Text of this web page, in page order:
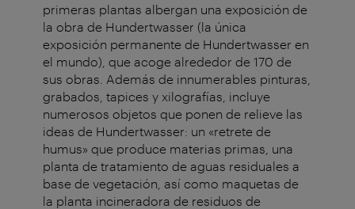
primeras plantas albergan una exposición de
la obra de Hundertwasser (la única
exposición permanente de Hundertwasser en
el mundo), que acoge alrededor de 170 de
sus obras. Además de innumerables pinturas,
grabados, tapices y xilografías, incluye
numerosos objetos que ponen de relieve las
ideas de Hundertwasser: un «retrete de
humus» que produce materias primas, una
planta de tratamiento de aguas residuales a
base de vegetación, así como maquetas de
la planta incineradora de residuos de